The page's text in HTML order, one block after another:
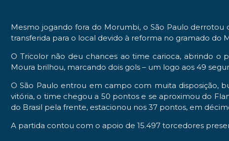
Mesmo jogando fora do Morumbi, o São Paulo derrotou
transferida para o local devido à reforma no gramado do
O Tricolor não deu chances ao time carioca, abrindo o
Moura brilhou, marcando dois gols – um logo aos 49
O São Paulo entrou em campo com muita disposição,
vitória, o time chegou a 50 pontos e se aproximou do
do Brasil pela frente, estacionou nos 37 pontos, em
A partida contou com o apoio de 15.497 torcedores